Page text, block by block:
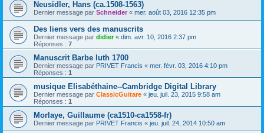
Neusidler, Hans (ca.1508-1563)
Dernier message par Schneider « mer. août 03, 2016 12:35 pm
Des liens vers des manuscrits
Dernier message par didier« dim. avr. 10, 2016 2:37 pm
Réponses : 7
Manuscrit Barbe luth 1700
Dernier message par PRIVET Francis « mer. févr. 03, 2016 4:10 pm
Réponses : 1
musique Elisabéthaine--Cambridge Digital Library
Dernier message par ClassicGuitare « jeu. juil. 23, 2015 9:58 am
Réponses : 1
Morlaye, Guillaume (ca1510-ca1558-fr)
Dernier message par PRIVET Francis « jeu. juil. 24, 2014 10:50 am